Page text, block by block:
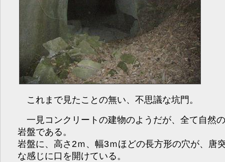
これまで見たことの無い、不思議な坑門。
一見コンクリートの建物のようだが、全て自然
岩盤である。
岩盤に、高さ2ｍ、幅3ｍほどの長方形の穴が、唐
な感じに口を開けている。